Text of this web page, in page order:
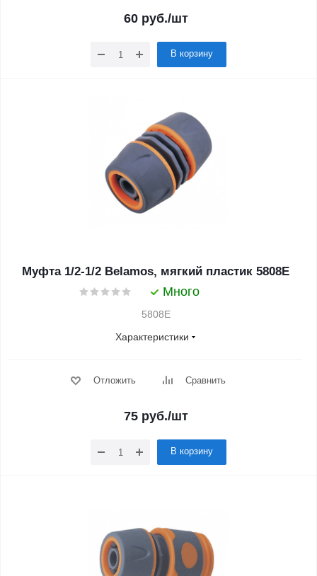
60 руб./шт
В корзину
Муфта 1/2-1/2 Belamos, мягкий пластик 5808Е
Много
5808Е
Характеристики
Отложить Сравнить
75 руб./шт
В корзину